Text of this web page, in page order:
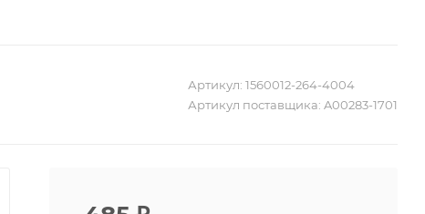
Артикул: 1560012-264-4004
Артикул поставщика: A00283-1701